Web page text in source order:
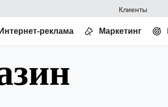
Клиенты
Интернет-реклама Маркетинг